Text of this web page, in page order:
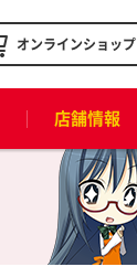
オンラインショップ
店舗情報